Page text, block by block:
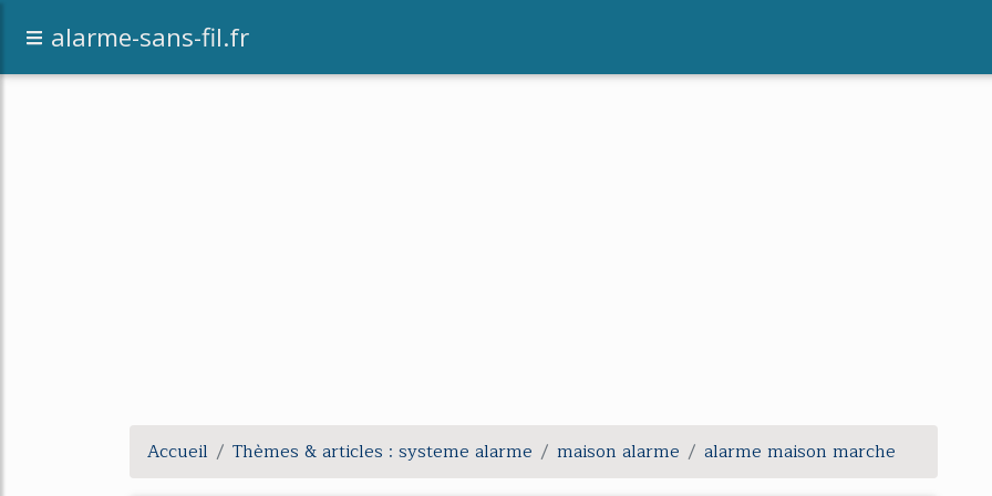
alarme-sans-fil.fr
Accueil Thèmes & articles : systeme alarme maison alarme alarme maison marche